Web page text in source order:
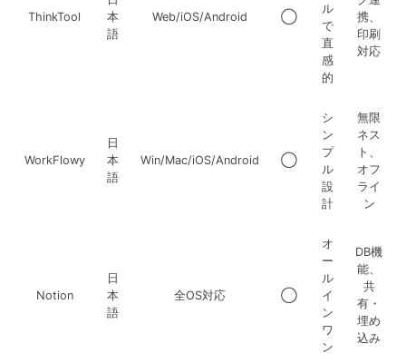
ThinkTool
本
語
Web/iOS/Android ◯
ル
で
直
感
的
携、
印刷
対応
WorkFlowy
日
本
語
Win/Mac/iOS/Android ◯
シ
ン
プ
ル
設
計
無限
ネス
ト、
オフ
ライ
ン
Notion
日
本
語
全OS対応 ◯
オ
ー
ル
イ
ン
ワ
ン
DB機
能、
共
有・
埋め
込み